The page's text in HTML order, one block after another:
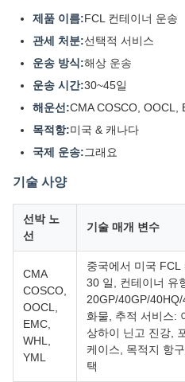
제품 이름:FCL 컨테이너 운송
관세 처분:선택적 서비스
운송 방식:해상 운송
운송 시간:30~45일
해운선:CMA COSCO, OOCL,
목적항:미국 & 캐나다
국제 운송:그래요
기술 사양
선박 노
선
기술 매개 변수
CMA
COSCO,
OOCL,
EMC,
WHL,
YML
중국에서 미국
30 일, 컨테이너 유
20GP/40GP/
화물, 추적 서비스:
상하이 닌고 진강,
케이스, 목적지 항
택